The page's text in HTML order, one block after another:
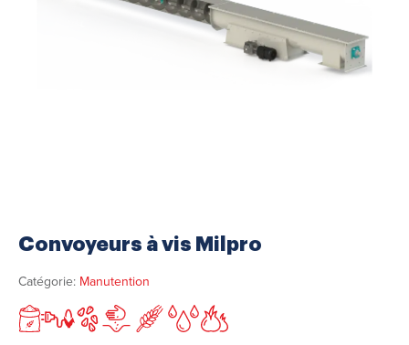
Convoyeurs à vis Milpro
Catégorie: Manutention